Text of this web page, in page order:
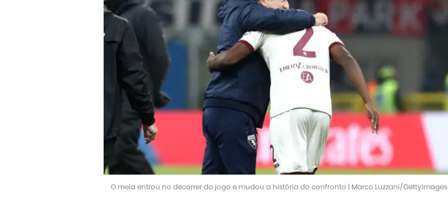
O meia entrou no decorrer do jogo e mudou a história do confronto | Marco Luzzani/GettyImages